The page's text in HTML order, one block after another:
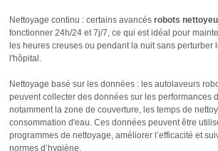
Nettoyage continu : certains avancésrobots
fonctionner 24h/24 et 7j/7, ce qui est idéal pour
les heures creuses ou pendant la nuit sans perturber
l'hôpital.
Nettoyage basé sur les données : les autolaveurs
peuvent collecter des données sur les performances
notamment la zone de couverture, les temps de
consommation d'eau. Ces données peuvent être
programmes de nettoyage, améliorer l’efficacité et
normes d’hygiène.